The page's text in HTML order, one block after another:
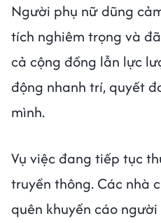
Người phụ nữ dũng
tích nghiêm trọng và
cả cộng đồng lẫn lực
động nhanh trí, quyết
mình.
Vụ việc đang tiếp tục
truyền thông. Các nhà
quên khuyến cáo